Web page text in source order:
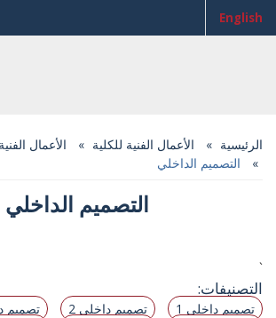
English
الرئيسية الأعمال الفنية للكلية
الأعمال
التصميم الداخلي
التصميم الداخلي
`
التصنيفات:
تصميم داخلي 1 تصميم داخلي 2
تصميم